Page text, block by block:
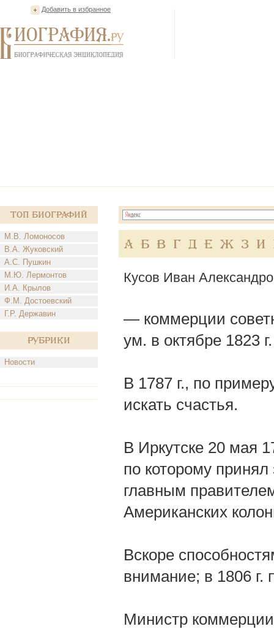
Добавить в избранное
Топ Биографий
М.В. Ломоносов
В.А. Жуковский
А.С. Пушкин
М.Ю. Лермонтов
И.А. Крылов
Ф.М. Достоевский
Г.Р. Державин
Рубрики
Новости
А Б В Г Д Е Ж З И
Кусов Иван
— коммерции
ум. в октябре 1823
В 1787 г., по
искать счастья.
В Иркутске 20 мая
по которому
главным
Американских
Вскоре
внимание; в 1806 г.
Министр